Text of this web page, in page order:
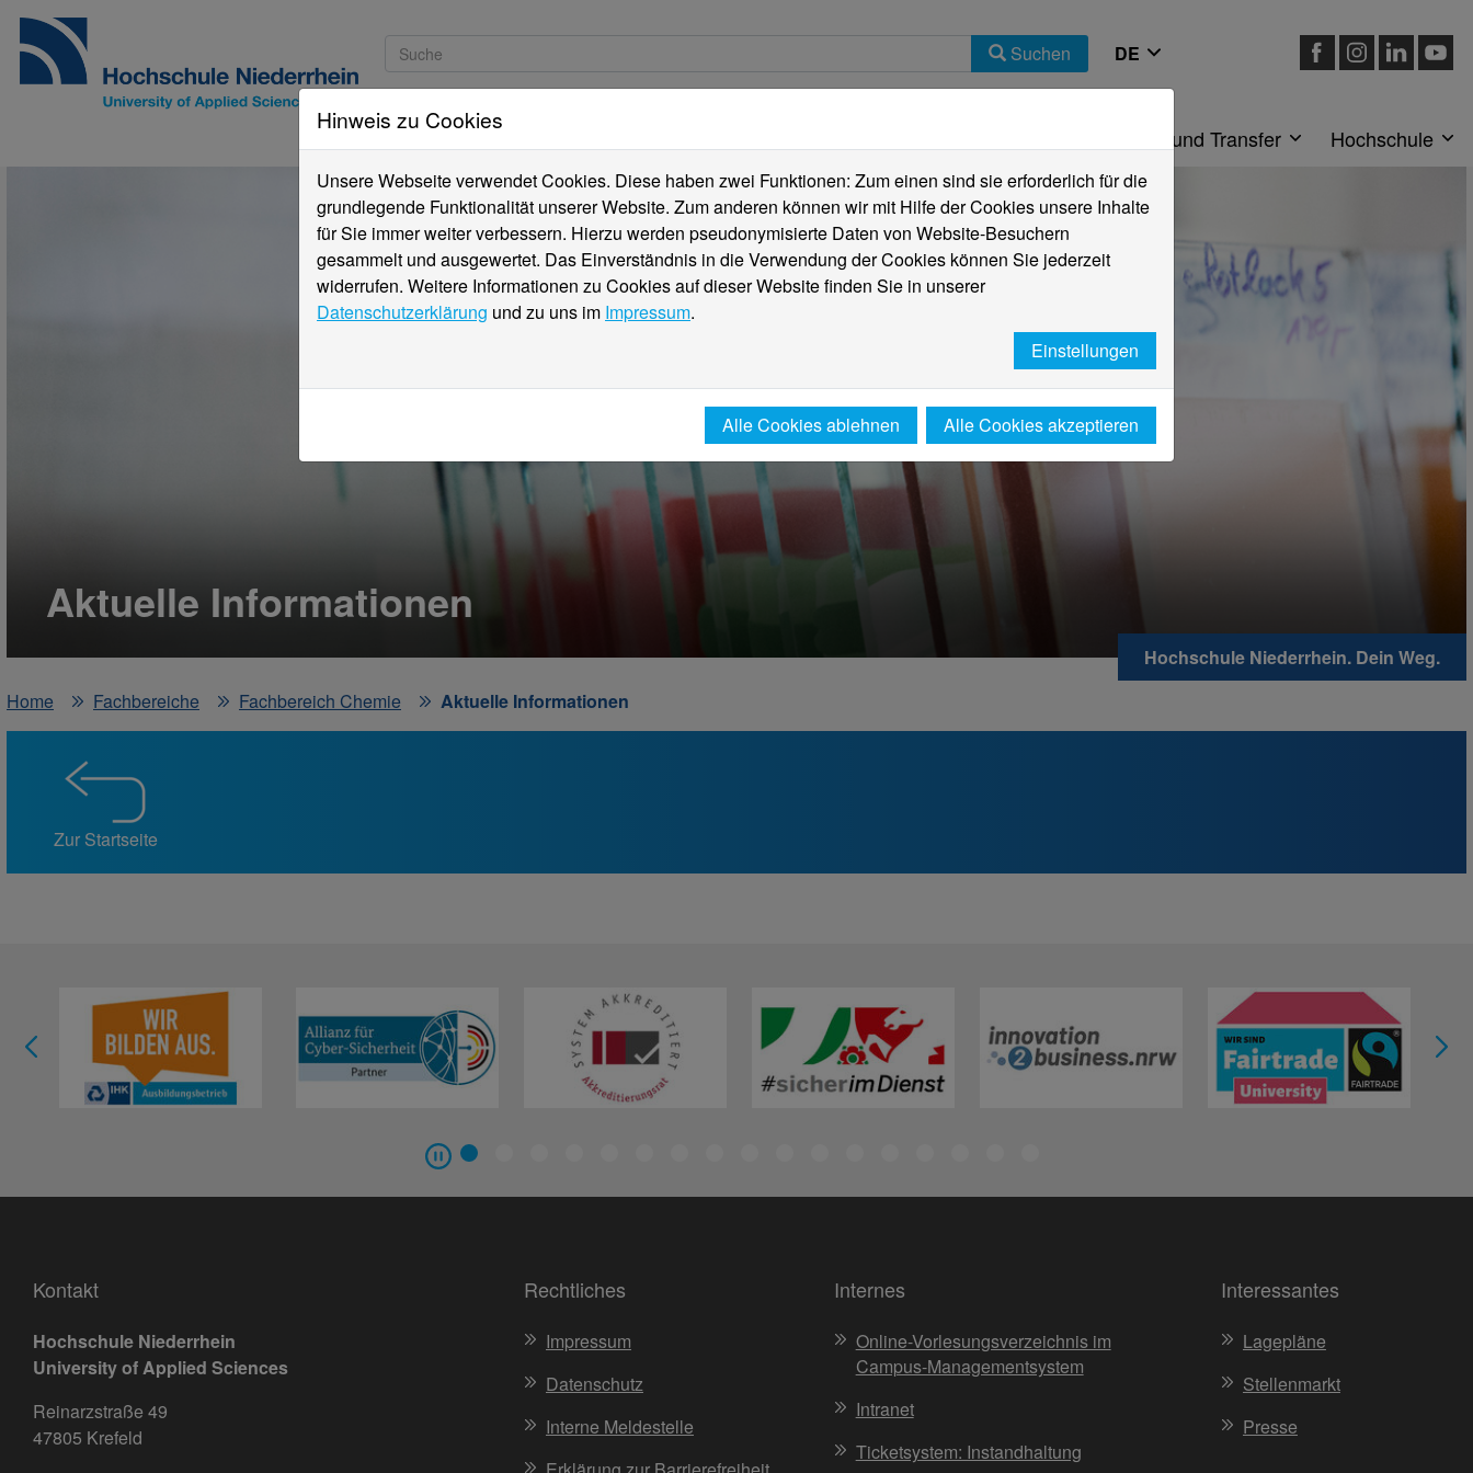
Suchen
Studieninteressierte Forschung und Transfer Hochschule
Aktuelle Informationen
Hochschule Niederrhein. Dein Weg.
Home
Fachbereiche Fachbereich Chemie Aktuelle Informationen
Zur Startseite
Kontakt
Hochschule Niederrhein
University of Applied Sciences
Reinarzstraße 49
47805 Krefeld
Rechtliches
Impressum
Datenschutz
Interne Meldestelle
Internes
Online-Vorlesungsverzeichnis im
Campus-Managementsystem
Intranet
Ticketsystem: Instandhaltung
Interessantes
Lagepläne
Stellenmarkt
Presse
Hinweis zu Cookies
Unsere Webseite verwendet Cookies. Diese haben zwei Funktionen: Zum einen sind sie erforderlich für die
grundlegende Funktionalität unserer Website. Zum anderen können wir mit Hilfe der Cookies unsere Inhalte
für Sie immer weiter verbessern. Hierzu werden pseudonymisierte Daten von Website-Besuchern
gesammelt und ausgewertet. Das Einverständnis in die Verwendung der Cookies können Sie jederzeit
widerrufen. Weitere Informationen zu Cookies auf dieser Website finden Sie in unserer
Datenschutzerklärung und zu uns im Impressum.
Einstellungen
Alle Cookies ablehnen Alle Cookies akzeptieren